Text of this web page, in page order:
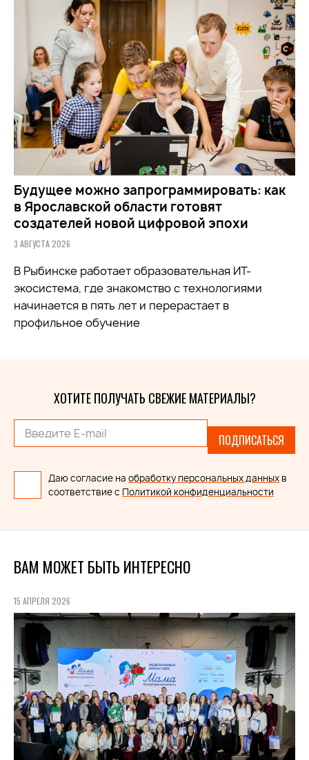
Будущее можно запрограммировать: как
в Ярославской области готовят
создателей новой цифровой эпохи
3 АВГУСТА 2026
В Рыбинске работает образовательная ИТ-
экосистема, где знакомство с технологиями
начинается в пять лет и перерастает в
профильное обучение
ХОТИТЕ ПОЛУЧАТЬ СВЕЖИЕ МАТЕРИАЛЫ?
ПОДПИСАТЬСЯ
Даю согласие на обработку персональных данных в
соответствие с Политикой конфиденциальности
ВАМ МОЖЕТ БЫТЬ ИНТЕРЕСНО
15 АПРЕЛЯ 2026